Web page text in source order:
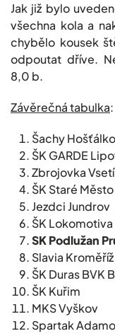
Jak již bylo
všechna kola a
chybělo kousek
odpoutat dříve.
8,0 b.
Závěrečná tabulka:
Šachy
ŠK
ŠK Staré
Jezdci
ŠK
SK
Slavia
ŠK
ŠK
MKS
Spartak